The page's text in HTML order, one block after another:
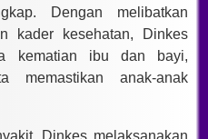
Dengan melibatkan
kader kesehatan, Dinkes
kematian ibu dan bayi,
memastikan anak-anak